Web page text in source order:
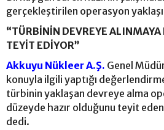
gerçekleştirilen operasyon
“TÜRBİNİN DEVREYE
TEYİT EDİYOR”
Akkuyu Nükleer A.Ş. Genel
konuyla ilgili yaptığı
türbinin yaklaşan devreye alma
düzeyde hazır olduğunu teyit
dedi.